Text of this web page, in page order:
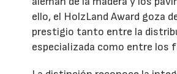
ello, el HolzLand Award goza
prestigio tanto entre la
especializada como entre los